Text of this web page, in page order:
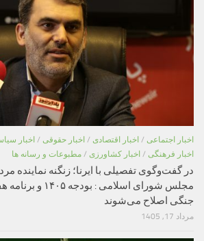
اخبار اجتماعی / اخبار اقتصادی / اخبار حقوقی / اخبار
اخبار فرهنگی / اخبار کشاورزی / مطبوعات و رسانه ها
در گفت‌وگوی تفصیلی با ایرنا؛ زنگنه نماینده
مجلس شورای
جنگی اصلاح می‌شوند
مرداد 17, 1405